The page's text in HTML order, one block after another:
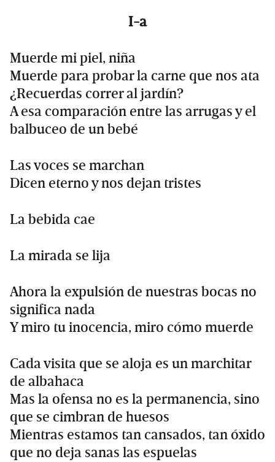
I-a
Muerde mi piel, niña
Muerde para probar la carne que nos ata
¿Recuerdas correr al jardín?
A esa comparación entre las arrugas y el
balbuceo de un bebé
Las voces se marchan
Dicen eterno y nos dejan tristes
La bebida cae
La mirada se lija
Ahora la expulsión de nuestras bocas no
significa nada
Y miro tu inocencia, miro cómo muerde
Cada visita que se aloja es un marchitar
de albahaca
Mas la ofensa no es la permanencia, sino
que se cimbran de huesos
Mientras estamos tan cansados, tan óxido
que no deja sanas las espuelas